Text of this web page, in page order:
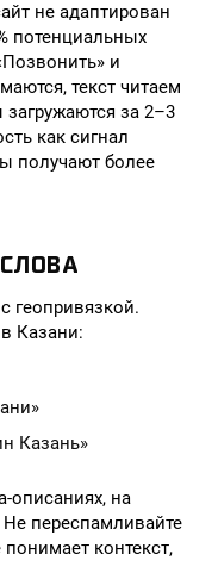
не адаптирован
потенциальных
и
текст читаем
за 2–3
как сигнал
получают более
геопривязкой.
Казани:
Казань»
описаниях, на
Не переспамливайте
контекст,